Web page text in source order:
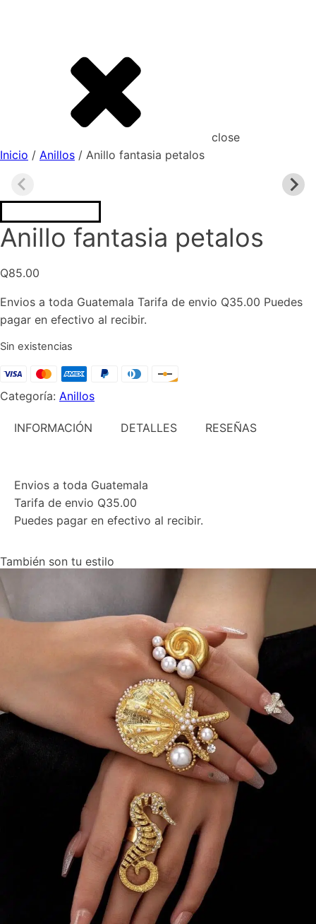
close
Inicio / Anillos / Anillo fantasia petalos
Anillo fantasia petalos
Q85.00
Envios a toda Guatemala Tarifa de envio Q35.00 Puedes
pagar en efectivo al recibir.
Sin existencias
Categoría: Anillos
INFORMACIÓN DETALLES RESEÑAS
Envios a toda Guatemala
Tarifa de envio Q35.00
Puedes pagar en efectivo al recibir.
También son tu estilo